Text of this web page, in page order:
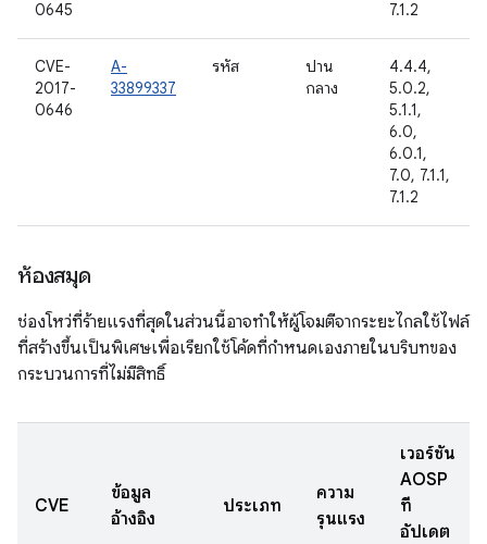
0645 7.1.2
CVE-
2017-
0646
A-
33899337
รหัส
ปาน
กลาง
4.4.4,
5.0.2,
5.1.1,
6.0,
6.0.1,
7.0, 7.1.1,
7.1.2
ห้องสมุด
ช่องโหว่ที่ร้ายแรงที่สุดในส่วนนี้อาจทำให้ผู้โจมตีจากระยะไกลใช้ไฟล์
ที่สร้างขึ้นเป็นพิเศษเพื่อเรียกใช้โค้ดที่กำหนดเองภายในบริบทของ
กระบวนการที่ไม่มีสิทธิ์
CVE
ข้อมูล
อ้างอิง
ประเภท
ความ
รุนแรง
เวอร์ชัน
AOSP
ที่
อัปเดต